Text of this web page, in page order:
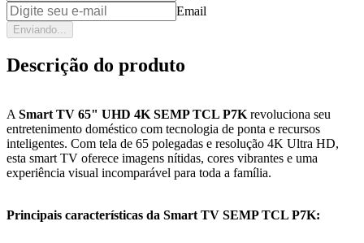
Email
Enviando...
Descrição do produto
A Smart TV 65" UHD 4K SEMP TCL P7K revoluciona seu
entretenimento doméstico com tecnologia de ponta e recursos
inteligentes. Com tela de 65 polegadas e resolução 4K Ultra HD,
esta smart TV oferece imagens nítidas, cores vibrantes e uma
experiência visual incomparável para toda a família.
Principais características da Smart TV SEMP TCL P7K: